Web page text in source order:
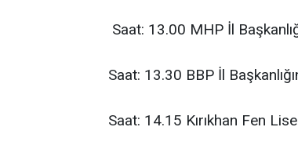
Saat: 13.00 MHP İl
Saat: 13.30 BBP İl
Saat: 14.15 Kırıkhan Fen